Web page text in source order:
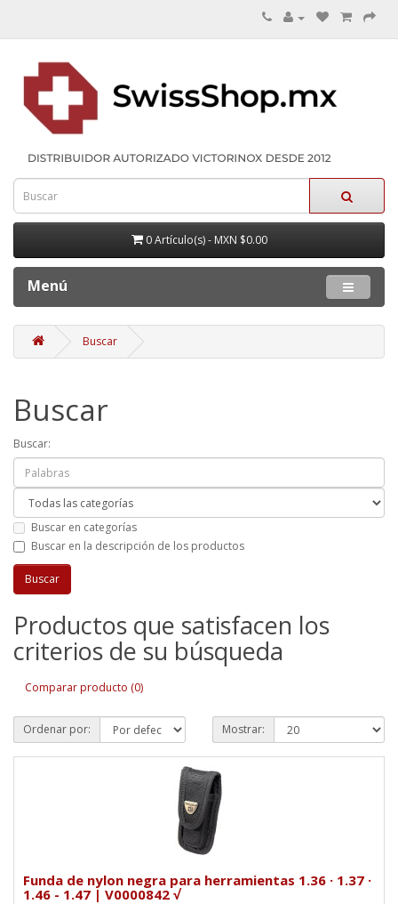
0 Artículo(s) - MXN $0.00
Menú
Buscar
Buscar
Buscar:
Buscar en categorías
Buscar en la descripción de los productos
Productos que satisfacen los
criterios de su búsqueda
Comparar producto (0)
Ordenar por: Mostrar:
Funda de nylon negra para herramientas 1.36 · 1.37 ·
1.46 - 1.47 | V0000842 √